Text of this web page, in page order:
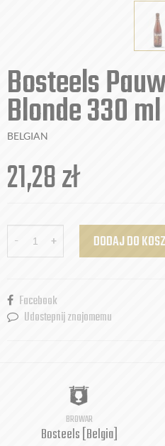
Bosteels
Blonde 330 ml
BELGIAN
21,28zł
- + DODAJ DO
Facebook
Udostepnij znajomemu
BROWAR
Bosteels [Belgia]